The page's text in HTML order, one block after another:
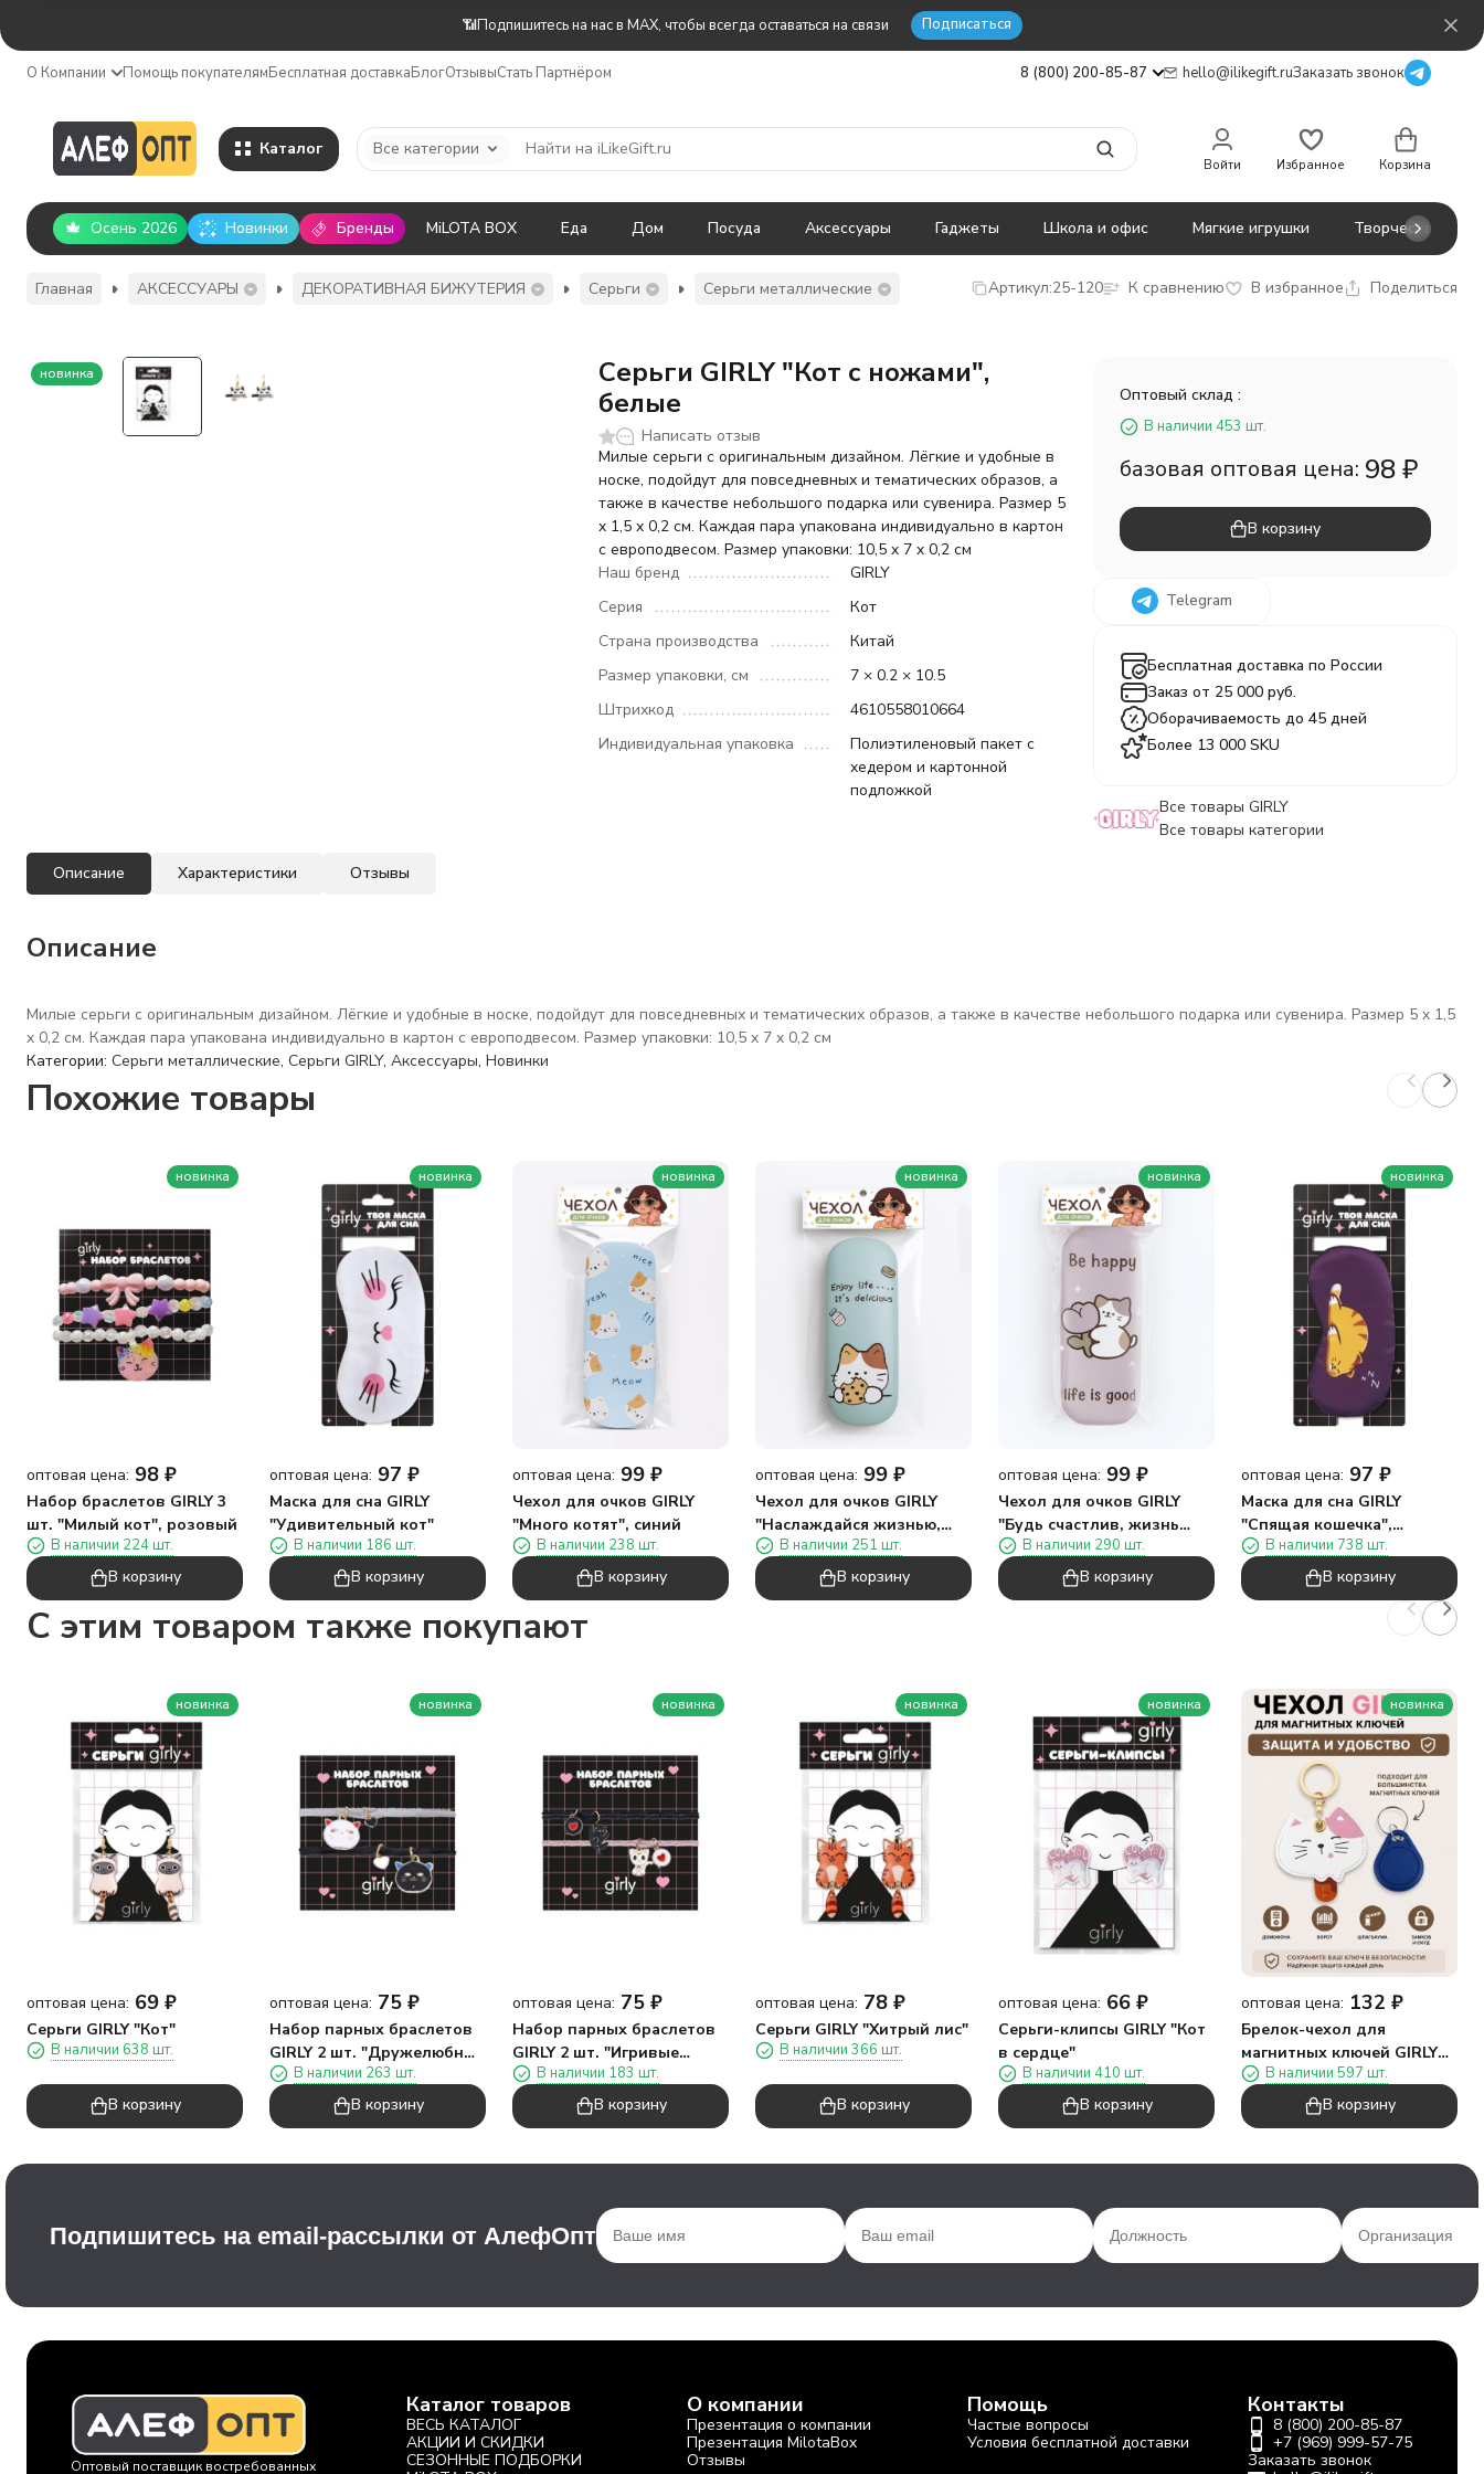
📶Подпишитесь на нас в MAX, чтобы всегда оставаться на связи Подписаться
О Компании Помощь покупателямБесплатная доставкаБлогОтзывыСтать Партнёром 8 (800) 200-85-87 hello@ilikegift.ruЗаказать звонок
Каталог Все категории
Войти Избранное Корзина
Осень 2026 Новинки Бренды MiLOTA BOX Еда Дом Посуда Аксессуары Гаджеты Школа и офис Мягкие игрушки Творчество
Главная АКСЕССУАРЫ ДЕКОРАТИВНАЯ БИЖУТЕРИЯ Серьги Серьги металлические Артикул:25-120 К сравнению В избранное Поделиться
новинка
Серьги GIRLY "Кот с ножами",
белые
Написать отзыв
Милые серьги с оригинальным дизайном. Лёгкие и удобные в
носке, подойдут для повседневных и тематических образов, а
также в качестве небольшого подарка или сувенира. Размер 5
x 1,5 x 0,2 см. Каждая пара упакована индивидуально в картон
с европодвесом. Размер упаковки: 10,5 x 7 x 0,2 см
Наш бренд
GIRLY
Серия
Кот
Страна производства
Китай
Размер упаковки, см
7 × 0.2 × 10.5
Штрихкод
4610558010664
Индивидуальная упаковка
Полиэтиленовый пакет с
хедером и картонной
подложкой
Оптовый склад :
В наличии 453 шт.
базовая оптовая цена: 98₽
В корзину
Telegram
Бесплатная доставка по России
Заказ от 25 000 руб.
Оборачиваемость до 45 дней
Более 13 000 SKU
Все товары GIRLY
Все товары категории
Описание Характеристики Отзывы
Описание
Милые серьги с оригинальным дизайном. Лёгкие и удобные в носке, подойдут для повседневных и тематических образов, а также в качестве небольшого подарка или сувенира. Размер 5 x 1,5
x 0,2 см. Каждая пара упакована индивидуально в картон с европодвесом. Размер упаковки: 10,5 x 7 x 0,2 см
Категории: Серьги металлические, Серьги GIRLY, Аксессуары, Новинки
Похожие товары
новинка
оптовая цена: 98 ₽
Набор браслетов GIRLY 3
шт. "Милый кот", розовый
В наличии 224 шт.
В корзину
новинка
оптовая цена: 97 ₽
Маска для сна GIRLY
"Удивительный кот"
В наличии 186 шт.
В корзину
новинка
оптовая цена: 99 ₽
Чехол для очков GIRLY
"Много котят", синий
В наличии 238 шт.
В корзину
новинка
оптовая цена: 99 ₽
Чехол для очков GIRLY
"Наслаждайся жизнью,
она вкусная", зеленый
В наличии 251 шт.
В корзину
новинка
оптовая цена: 99 ₽
Чехол для очков GIRLY
"Будь счастлив, жизнь
хороша", розовый
В наличии 290 шт.
В корзину
новинка
оптовая цена: 97 ₽
Маска для сна GIRLY
"Спящая кошечка",
фиолетовая
В наличии 738 шт.
В корзину
C этим товаром также покупают
новинка
оптовая цена: 69 ₽
Серьги GIRLY "Кот"
В наличии 638 шт.
В корзину
новинка
оптовая цена: 75 ₽
Набор парных браслетов
GIRLY 2 шт. "Дружелюбные
монстры"
В наличии 263 шт.
В корзину
новинка
оптовая цена: 75 ₽
Набор парных браслетов
GIRLY 2 шт. "Игривые
коты"В наличии 183 шт.
В корзину
новинка
оптовая цена: 78 ₽
Серьги GIRLY "Хитрый лис"
В наличии 366 шт.
В корзину
новинка
оптовая цена: 66 ₽
Серьги-клипсы GIRLY "Кот
в сердце"
В наличии 410 шт.
В корзину
новинка
оптовая цена: 132 ₽
Брелок-чехол для
магнитных ключей GIRLY
"Кот эскимо"
В наличии 597 шт.
В корзину
Подпишитесь на email-рассылки от АлефОпт
Оптовый поставщик востребованных
Каталог товаров
ВЕСЬ КАТАЛОГ
АКЦИИ И СКИДКИ
СЕЗОННЫЕ ПОДБОРКИ
О компании
Презентация о компании
Презентация MilotaBox
Отзывы
Помощь
Частые вопросы
Условия бесплатной доставки
Контакты
8 (800) 200-85-87
+7 (969) 999-57-75
Заказать звонок